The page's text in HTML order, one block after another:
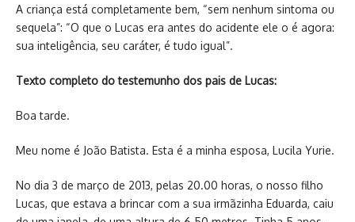
A criança está completamente bem, “sem nenhum sintoma ou
sequela”: “O que o Lucas era antes do acidente ele o é agora:
sua inteligência, seu caráter, é tudo igual”.
Texto completo do testemunho dos pais de Lucas:
Boa tarde.
Meu nome é João Batista. Esta é a minha esposa, Lucila Yurie.
No dia 3 de março de 2013, pelas 20.00 horas, o nosso filho
Lucas, que estava a brincar com a sua irmãzinha Eduarda, caiu